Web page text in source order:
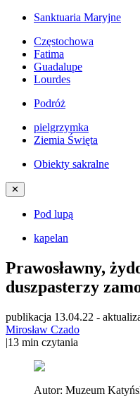
Sanktuaria Maryjne
Częstochowa
Fatima
Guadalupe
Lourdes
Podróż
pielgrzymka
Ziemia Święta
Obiekty sakralne
✕
Pod lupą
kapelan
Prawosławny,
duszpasterzy
publikacja 13.04.22 -
Mirosław Czado
|13 min czytania
Autor: Muzeum